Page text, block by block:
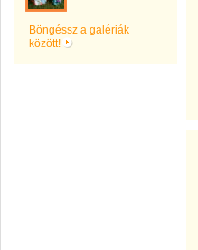
Böngéssz a galériák
között!